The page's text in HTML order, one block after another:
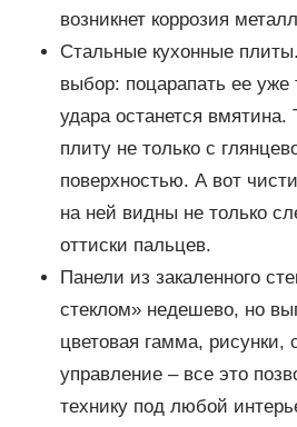
возникнет коррозия
Стальные кухонные
выбор: поцарапать ее уже
удара останется
плиту не только с
поверхностью. А вот
на ней видны не только
оттиски пальцев.
Панели из закаленного
стеклом» недешево, но
цветовая гамма, рисунки,
управление – все это
технику под любой